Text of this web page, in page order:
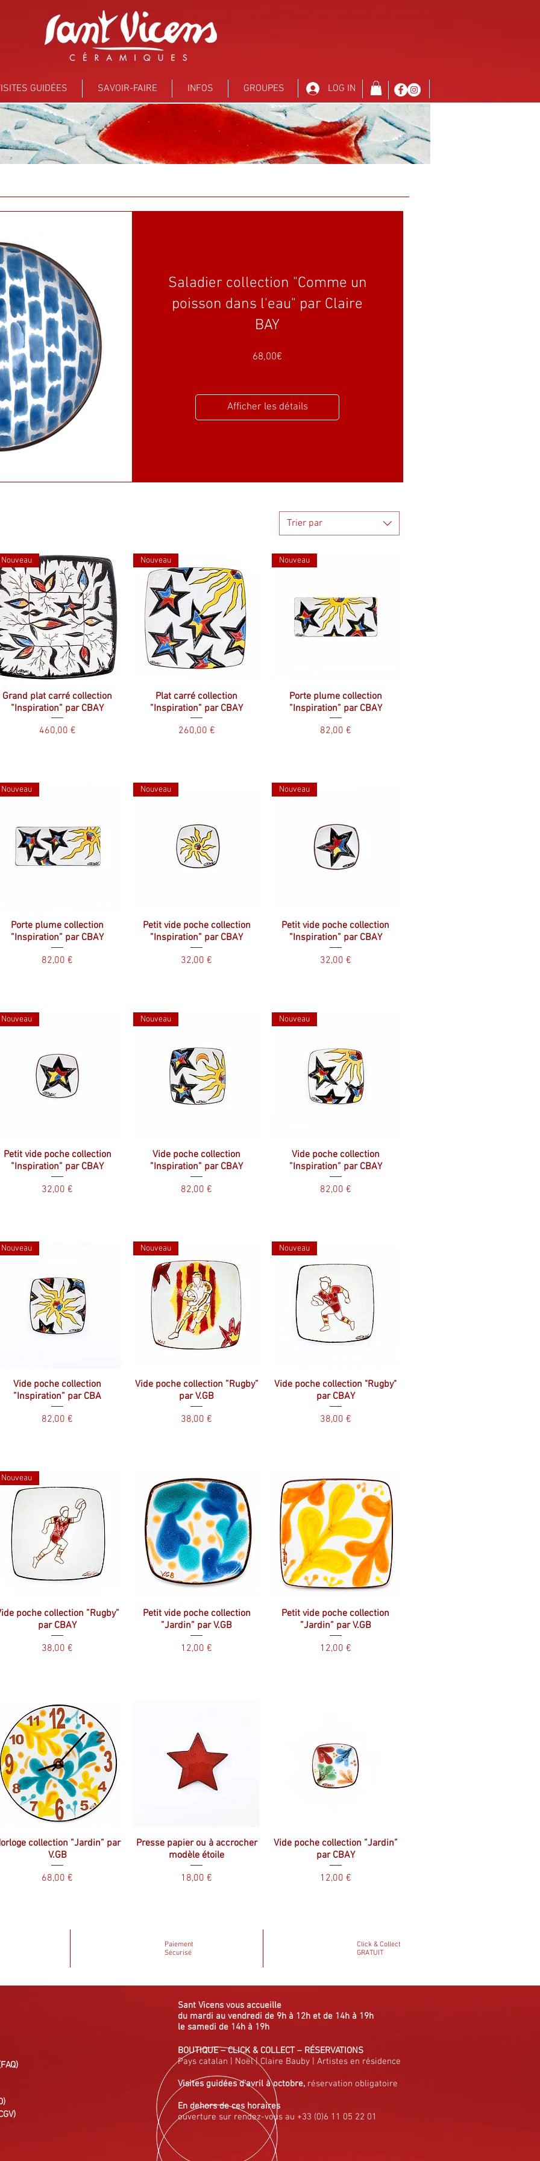
GUIDÉES SAVOIR-FAIRE INFOS GROUPES LOG IN
Saladier collection "Comme un
poisson dans l'eau" par Claire
BAY
68,00€
Afficher les détails
Trier par
Nouveau
Grand plat carré collection
”Inspiration” par CBAY
Prix
460,00 €
Nouveau
Plat carré collection
”Inspiration” par CBAY
Prix
260,00 €
Nouveau
Porte plume collection
”Inspiration” par CBAY
Prix
82,00 €
Nouveau
Porte plume collection
”Inspiration” par CBAY
Prix
82,00 €
Nouveau
Petit vide poche collection
”Inspiration” par CBAY
Prix
32,00 €
Nouveau
Petit vide poche collection
”Inspiration” par CBAY
Prix
32,00 €
Nouveau
Petit vide poche collection
”Inspiration” par CBAY
Prix
32,00 €
Nouveau
Vide poche collection
”Inspiration” par CBAY
Prix
82,00 €
Nouveau
Vide poche collection
”Inspiration” par CBAY
Prix
82,00 €
Nouveau
Vide poche collection
”Inspiration” par CBA
Prix
82,00 €
Nouveau
Vide poche collection ”Rugby”
par V.GB
Prix
38,00 €
Nouveau
Vide poche collection "Rugby"
par CBAY
Prix
38,00 €
Nouveau
poche collection ”Rugby”
par CBAY
Prix
38,00 €
Petit vide poche collection
”Jardin” par V.GB
Prix
12,00 €
Petit vide poche collection
”Jardin” par V.GB
Prix
12,00 €
collection ”Jardin” par
V.GB
Prix
68,00 €
Presse papier ou à accrocher
modèle étoile
Prix
18,00 €
Vide poche collection ”Jardin”
par CBAY
Prix
12,00 €
Paiement
Sécurisé
Click & Collect
GRATUIT
Sant Vicens vous accueille
du mardi au vendredi de 9h à 12h et de 14h à 19h
le samedi de 14h à 19h
BOUTIQUE–CLICK & COLLECT– RÉSERVATIONS
Pays catalan
Noël|Claire Bauby Artistes en résidence
Visites guidéesd'avril à octobre, réservation obligatoire
En dehors de ces horaires
ouverture sur rendez-vous au +33 (0)6 11 05 22 01